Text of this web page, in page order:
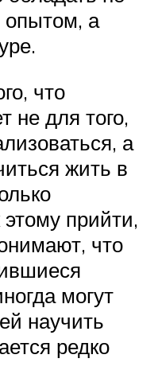
а
что
не для того,
а
жить в
прийти,
что
могут
научить
редко